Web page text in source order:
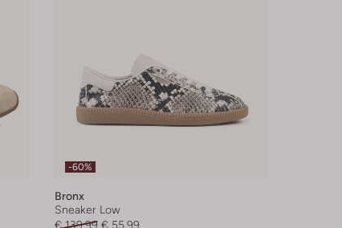
-60%
Bronx
Sneaker Low
€ 139,99 € 55,99